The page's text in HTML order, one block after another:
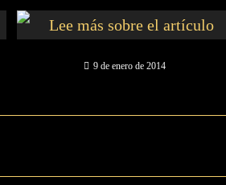
9 de enero de 2014